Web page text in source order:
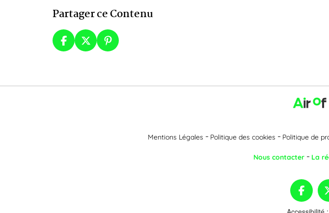
Partager ce Contenu
Mentions Légales Politique des cookies Politique de
Nous contacter La